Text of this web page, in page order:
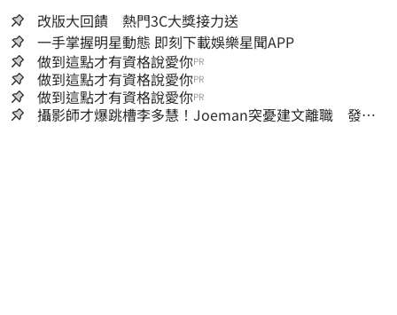
改版大回饋 熱門3C大獎接力送
一手掌握明星動態 即刻下載娛樂星聞APP
做到這點才有資格說愛你PR
做到這點才有資格說愛你PR
做到這點才有資格說愛你PR
攝影師才爆跳槽李多慧！Joeman突憂建文離職 發聲